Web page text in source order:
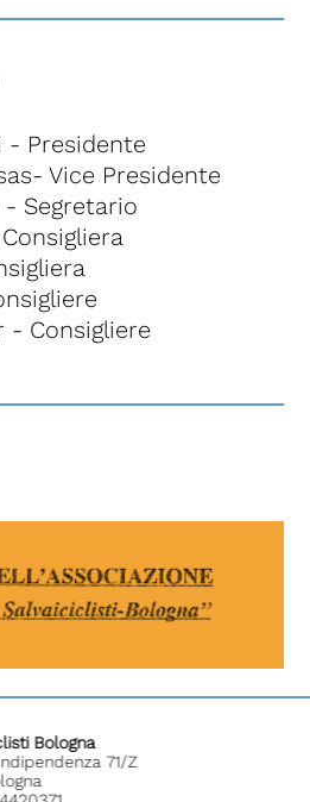
- Presidente
Vice Presidente
Segretario
- Consigliere
Bologna
71/Z